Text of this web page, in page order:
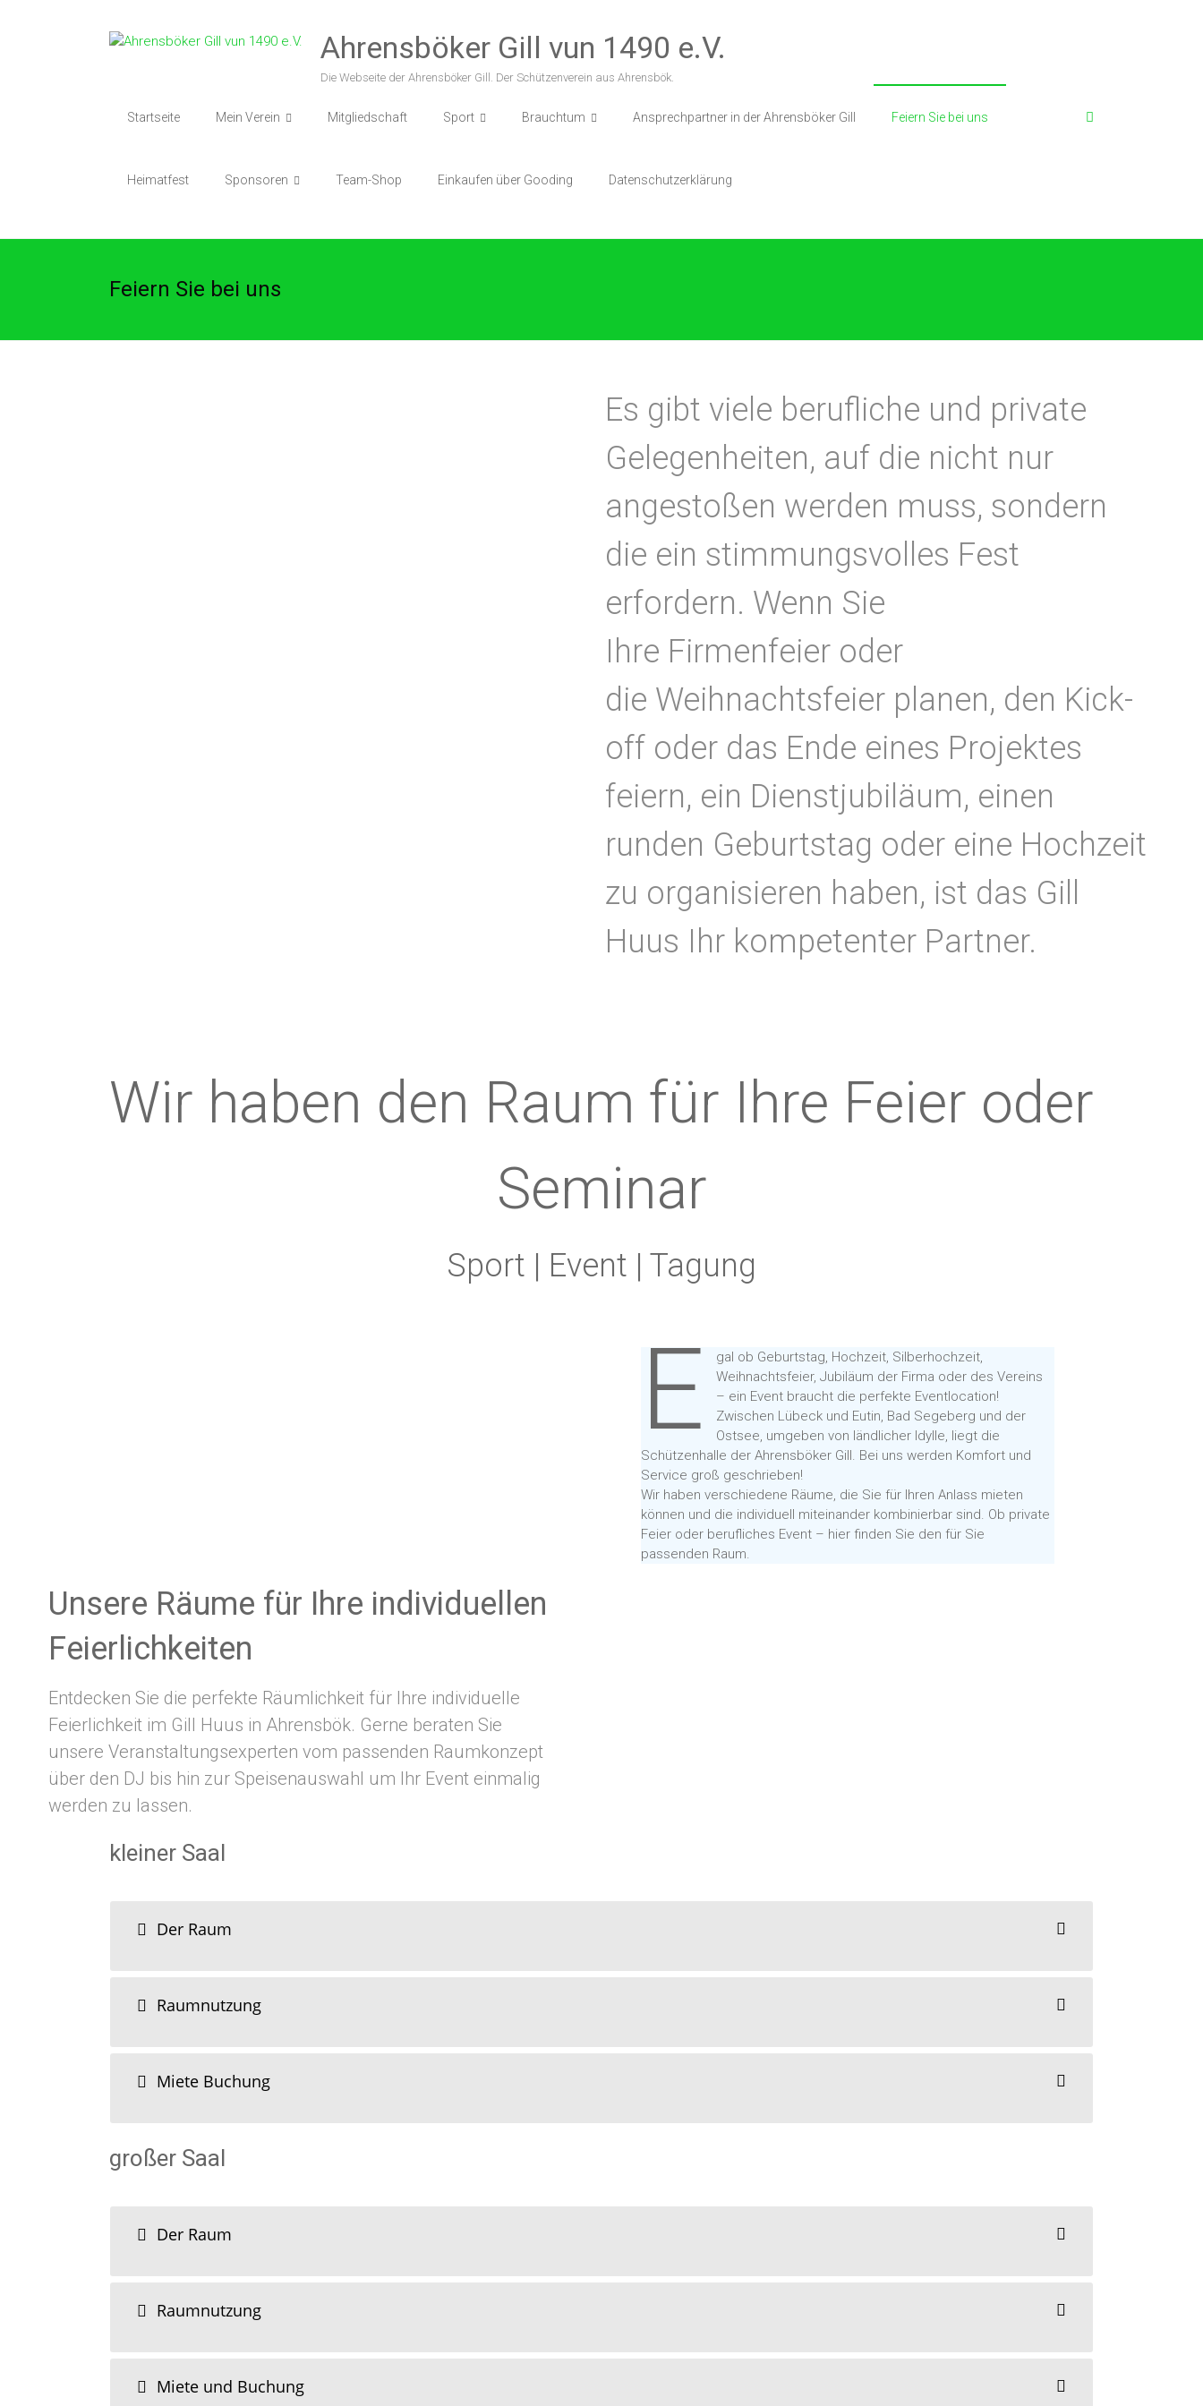
Ahrensböker Gill vun 1490 e.V.
Die Webseite der Ahrensböker Gill. Der Schützenverein aus Ahrensbök.
Startseite Mein Verein Mitgliedschaft Sport Brauchtum Ansprechpartner in der Ahrensböker Gill Feiern Sie bei uns
Heimatfest Sponsoren Team-Shop Einkaufen über Gooding Datenschutzerklärung
Feiern Sie bei uns
Es gibt viele berufliche und private
Gelegenheiten, auf die nicht nur
angestoßen werden muss, sondern
die ein stimmungsvolles Fest
erfordern. Wenn Sie
Ihre Firmenfeier oder
die Weihnachtsfeier planen, den Kick-
off oder das Ende eines Projektes
feiern, ein Dienstjubiläum, einen
runden Geburtstag oder eine Hochzeit
zu organisieren haben, ist das Gill
Huus Ihr kompetenter Partner.
Wir haben den Raum für Ihre Feier oder
Seminar
Sport | Event | Tagung
E
gal ob Geburtstag, Hochzeit, Silberhochzeit,
Weihnachtsfeier, Jubiläum der Firma oder des Vereins
– ein Event braucht die perfekte Eventlocation!
Zwischen Lübeck und Eutin, Bad Segeberg und der
Ostsee, umgeben von ländlicher Idylle, liegt die
Schützenhalle der Ahrensböker Gill. Bei uns werden Komfort und
Service groß geschrieben!
Wir haben verschiedene Räume, die Sie für Ihren Anlass mieten
können und die individuell miteinander kombinierbar sind. Ob private
Feier oder berufliches Event – hier finden Sie den für Sie
passenden Raum.
Unsere Räume für Ihre individuellen
Feierlichkeiten
Entdecken Sie die perfekte Räumlichkeit für Ihre individuelle
Feierlichkeit im Gill Huus in Ahrensbök. Gerne beraten Sie
unsere Veranstaltungsexperten vom passenden Raumkonzept
über den DJ bis hin zur Speisenauswahl um Ihr Event einmalig
werden zu lassen.
kleiner Saal
Der Raum
Raumnutzung
Miete Buchung
großer Saal
Der Raum
Raumnutzung
Miete und Buchung